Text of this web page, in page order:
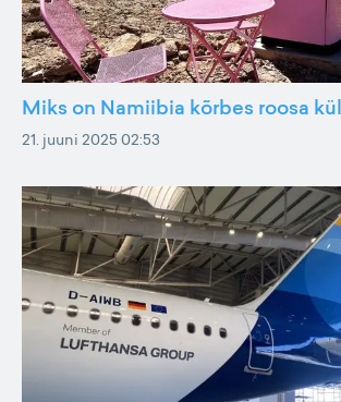
Miks on Namiibia kõrbes roosa
21. juuni 2025 02:53